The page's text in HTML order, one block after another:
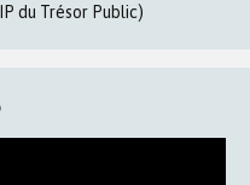
du Trésor Public)